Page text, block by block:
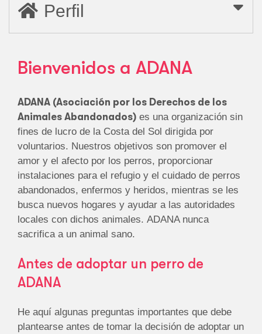
Perfil
Bienvenidos a ADANA
ADANA (Asociación por los Derechos de los
Animales Abandonados) es una organización sin
fines de lucro de la Costa del Sol dirigida por
voluntarios. Nuestros objetivos son promover el
amor y el afecto por los perros, proporcionar
instalaciones para el refugio y el cuidado de perros
abandonados, enfermos y heridos, mientras se les
busca nuevos hogares y ayudar a las autoridades
locales con dichos animales. ADANA nunca
sacrifica a un animal sano.
Antes de adoptar un perro de
ADANA
He aquí algunas preguntas importantes que debe
plantearse antes de tomar la decisión de adoptar un